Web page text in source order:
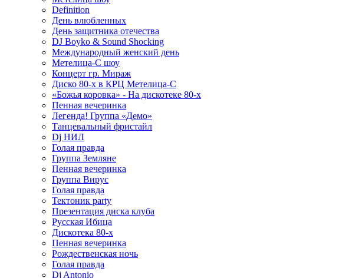
Definition
День влюбленных
День защитника отечества
DJ Boyko & Sound Shocking
Международный женский день
Метелица-С шоу
Концерт гр. Мираж
Диско 80-х в КРЦ Метелица-С
«Божья коровка» - На дискотеке 80-х
Пенная вечеринка
Легенда! Группа «Демо»
Танцевальный фристайл
Dj НИЛ
Голая правда
Группа Земляне
Пенная вечеринка
Группа Вирус
Голая правда
Тектоник party
Презентация диска клуба
Русская Ибица
Дискотека 80-х
Пенная вечеринка
Рождественская ночь
Голая правда
Dj Antonio